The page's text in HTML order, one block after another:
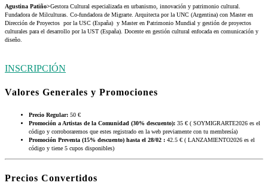
Agustina Patiño>Gestora Cultural especializada en urbanismo, innovación y patrimonio cultural.
Fundadora de Milculturas. Co-fundadora de Migrarte. Arquitecta por la UNC (Argentina) con Master en
Dirección de Proyectos por la USC (España) y Master en Patrimonio Mundial y gestión de proyectos
culturales para el desarrollo por la UST (España). Docente en gestión cultural enfocada en comunicación y
diseño.
INSCRIPCIÓN
Valores Generales y Promociones
Precio Regular: 50 €
Promoción a Artistas de la Comunidad (30% descuento): 35 € ( SOYMIGRARTE2026 es el
código y corroboraremos que estes registrado en la web previamente con tu membresía)
Promoción Preventa (15% descuento) hasta el 28/02 : 42.5 € ( LANZAMIENTO2026 es el
código y tiene 5 cupos disponibles)
Precios Convertidos